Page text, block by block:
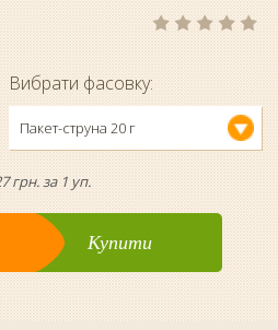
Вибрати фасовку:
Пакет-струна 20 г
грн. за 1 уп.
Купити